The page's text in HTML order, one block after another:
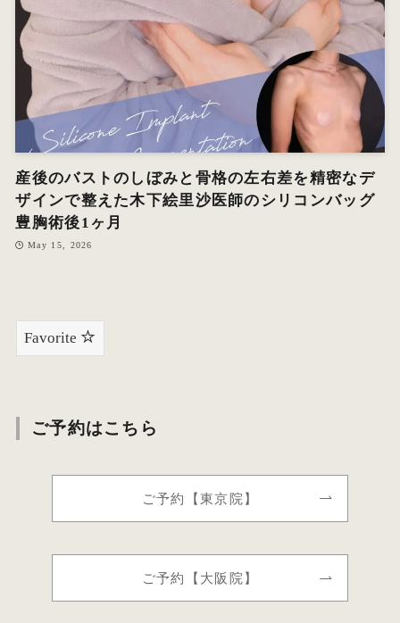
産後のバストのしぼみと骨格の左右差を精密なデ
ザインで整えた木下絵里沙医師のシリコンバッグ
豊胸術後1ヶ月
May 15, 2026
Favorite
ご予約はこちら
ご予約【東京院】
ご予約【大阪院】